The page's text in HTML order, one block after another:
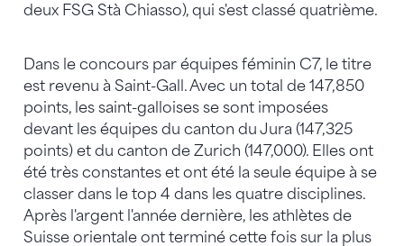
deux FSG Stà Chiasso), qui s'est classé quatrième.
Dans le concours par équipes féminin C7, le titre
est revenu à Saint-Gall. Avec un total de 147,850
points, les saint-galloises se sont imposées
devant les équipes du canton du Jura (147,325
points) et du canton de Zurich (147,000). Elles ont
été très constantes et ont été la seule équipe à se
classer dans le top 4 dans les quatre disciplines.
Après l'argent l'année dernière, les athlètes de
Suisse orientale ont terminé cette fois sur la plus